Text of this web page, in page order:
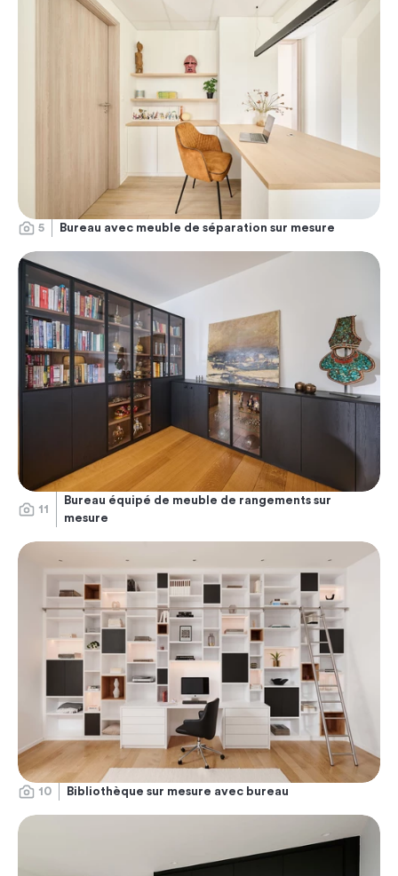
5 Bureau avec meuble de séparation sur mesure
11
Bureau équipé de meuble de rangements sur
mesure
10 Bibliothèque sur mesure avec bureau